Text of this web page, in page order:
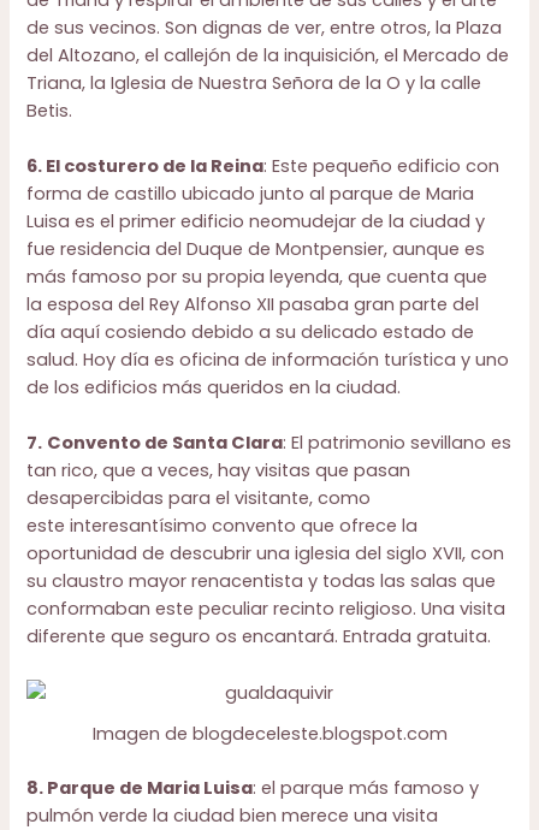
de sus vecinos. Son dignas de ver, entre otros, la Plaza
del Altozano, el callejón de la inquisición, el Mercado de
Triana, la Iglesia de Nuestra Señora de la O y la calle
Betis.
6. El costurero de la Reina: Este pequeño edificio con
forma de castillo ubicado junto al parque de Maria
Luisa es el primer edificio neomudejar de la ciudad y
fue residencia del Duque de Montpensier, aunque es
más famoso por su propia leyenda, que cuenta que
la esposa del Rey Alfonso XII pasaba gran parte del
día aquí cosiendo debido a su delicado estado de
salud. Hoy día es oficina de información turística y uno
de los edificios más queridos en la ciudad.
7. Convento de Santa Clara: El patrimonio sevillano es
tan rico, que a veces, hay visitas que pasan
desapercibidas para el visitante, como
este interesantísimo convento que ofrece la
oportunidad de descubrir una iglesia del siglo XVII, con
su claustro mayor renacentista y todas las salas que
conformaban este peculiar recinto religioso. Una visita
diferente que seguro os encantará. Entrada gratuita.
Imagen de blogdeceleste.blogspot.com
8. Parque de Maria Luisa: el parque más famoso y
pulmón verde la ciudad bien merece una visita